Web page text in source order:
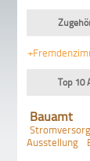
Top 10
Bauamt
Ausstellung